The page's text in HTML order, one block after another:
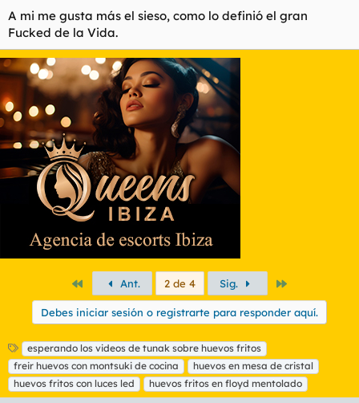
A mi me gusta más el sieso, como lo definió el gran
Fucked de la Vida.
PrimeroAnt. 2 de 4 Sig.
Debes iniciar sesión o registrarte para responder aquí.
E
t
i
q
esperando los videos de tunak sobre huevos fritos
freir huevos con montsuki de cocina
huevos en mesa de cristal
huevos fritos con luces led
huevos fritos en floyd mentolado